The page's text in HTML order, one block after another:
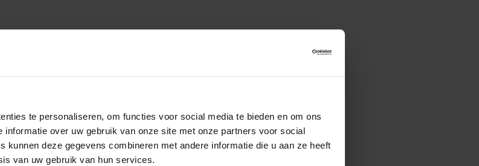
te personaliseren, om functies voor social media te bieden en om ons
over uw gebruik van onze site met onze partners voor social
kunnen deze gegevens combineren met andere informatie die u aan ze heeft
van uw gebruik van hun services.